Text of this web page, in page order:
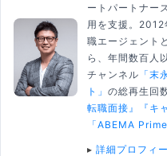
ートパートナー
用を支援。2012
職エージェント
ら、年間数百人
チャンネル 「末
ト」 の総再生回
転職面接』
『キ
「ABEMA Prime
▸ 詳細プロフィ